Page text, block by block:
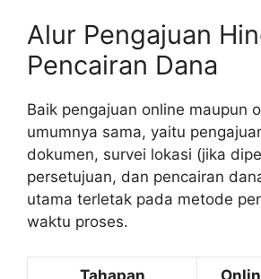
Alur Pengajuan
Pencairan Dana
Baik pengajuan online maupun
umumnya sama, yaitu
dokumen, survei lokasi (jika
persetujuan, dan pencairan
utama terletak pada metode
waktu proses.
Tahapan